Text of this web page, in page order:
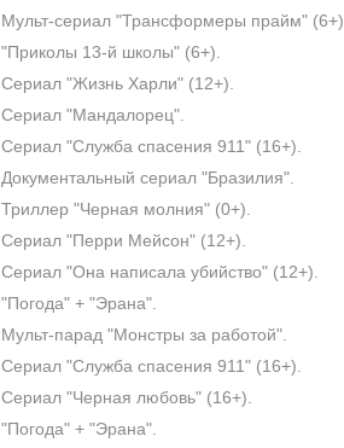
Мульт-сериал "Трансформеры прайм" (6+).
"Приколы 13-й школы" (6+).
Сериал "Жизнь Харли" (12+).
Сериал "Мандалорец".
Сериал "Служба спасения 911" (16+).
Документальный сериал "Бразилия".
Триллер "Черная молния" (0+).
Сериал "Перри Мейсон" (12+).
Сериал "Она написала убийство" (12+).
"Погода" + "Эрана".
Мульт-парад "Монстры за работой".
Сериал "Служба спасения 911" (16+).
Сериал "Черная любовь" (16+).
"Погода" + "Эрана".